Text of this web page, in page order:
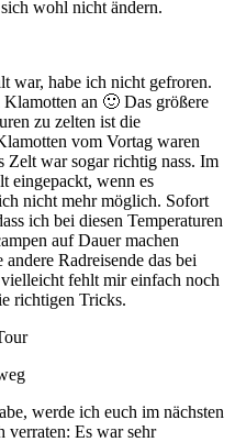
wohl nicht ändern.
war, habe ich nicht gefroren.
an 🙂 Das größere
zu zelten ist die
vom Vortag waren
Zelt war sogar richtig nass. Im
eingepackt, wenn es
nicht mehr möglich. Sofort
ich bei diesen Temperaturen
auf Dauer machen
Radreisende das bei
fehlt mir einfach noch
richtigen Tricks.
werde ich euch im nächsten
verraten: Es war sehr